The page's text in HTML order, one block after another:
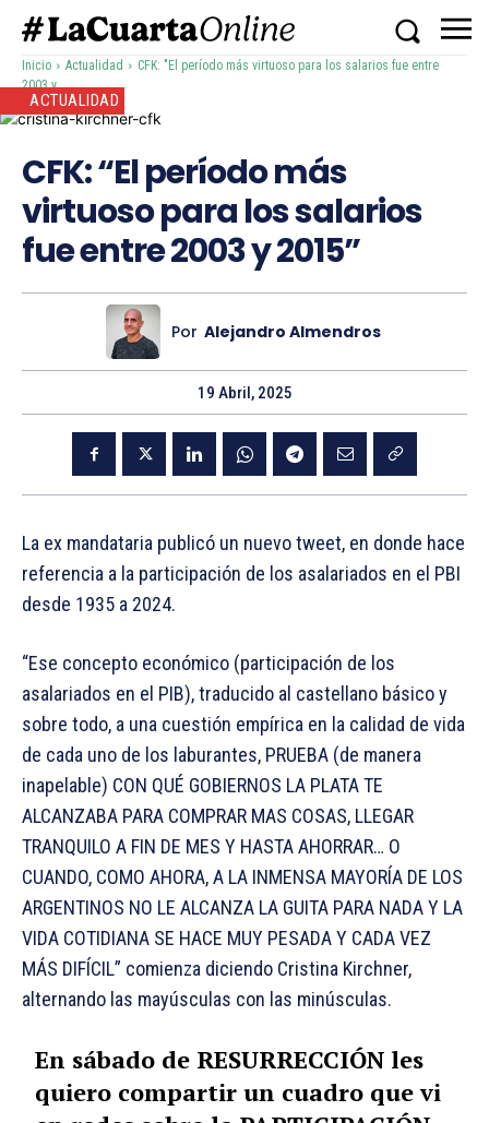
Inicio Actualidad
CFK: "El período más virtuoso para los salarios fue entre
2003 y...
ACTUALIDAD
CFK: “El período más
virtuoso para los salarios
fue entre 2003 y 2015”
Por Alejandro Almendros
19 Abril, 2025
La ex mandataria publicó un nuevo tweet, en donde hace
referencia a la participación de los asalariados en el PBI
desde 1935 a 2024.
“Ese concepto económico (participación de los
asalariados en el PIB), traducido al castellano básico y
sobre todo, a una cuestión empírica en la calidad de vida
de cada uno de los laburantes, PRUEBA (de manera
inapelable) CON QUÉ GOBIERNOS LA PLATA TE
ALCANZABA PARA COMPRAR MAS COSAS, LLEGAR
TRANQUILO A FIN DE MES Y HASTA AHORRAR… O
CUANDO, COMO AHORA, A LA INMENSA MAYORÍA DE LOS
ARGENTINOS NO LE ALCANZA LA GUITA PARA NADA Y LA
VIDA COTIDIANA SE HACE MUY PESADA Y CADA VEZ
MÁS DIFÍCIL” comienza diciendo Cristina Kirchner,
alternando las mayúsculas con las minúsculas.
En sábado de RESURRECCIÓN les
quiero compartir un cuadro que vi